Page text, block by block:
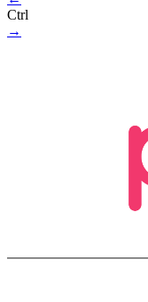
Ctrl
→